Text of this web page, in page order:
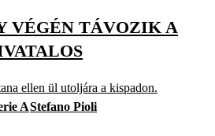
VÉGÉN TÁVOZIK A
ellen ül utoljára a kispadon.
AStefano Pioli